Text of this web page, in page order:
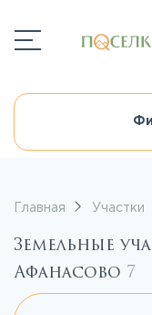
Главная Участки
Земельные
Афанасово 7